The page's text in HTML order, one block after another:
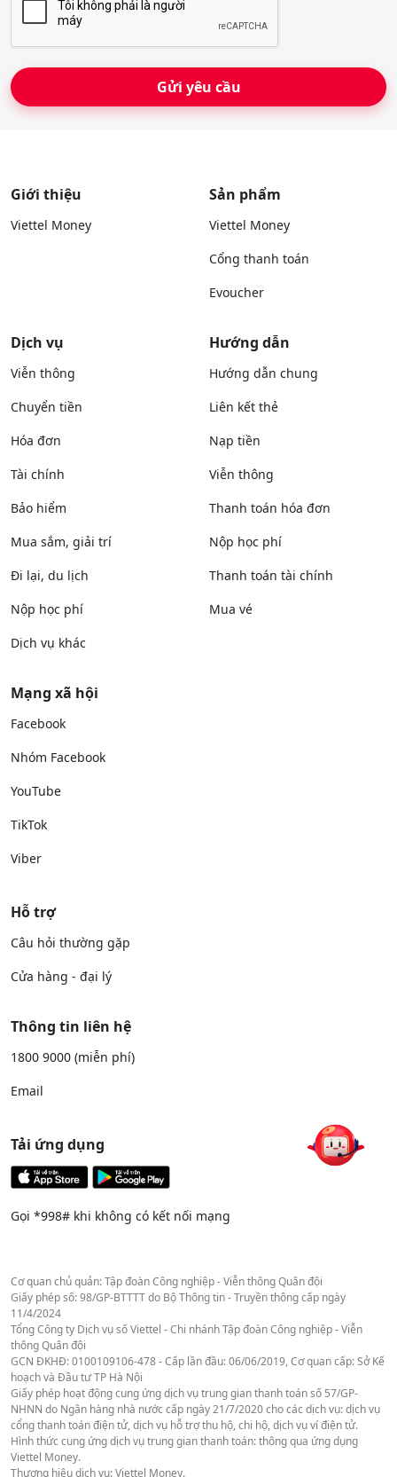
Giới thiệu
Viettel Money
Sản phẩm
Viettel Money
Cổng thanh toán
Evoucher
Dịch vụ
Viễn thông
Chuyển tiền
Hóa đơn
Tài chính
Bảo hiểm
Mua sắm, giải trí
Đi lại, du lịch
Nộp học phí
Dịch vụ khác
Hướng dẫn
Hướng dẫn chung
Liên kết thẻ
Nạp tiền
Viễn thông
Thanh toán hóa đơn
Nộp học phí
Thanh toán tài chính
Mua vé
Mạng xã hội
Facebook
Nhóm Facebook
YouTube
TikTok
Viber
Hỗ trợ
Câu hỏi thường gặp
Cửa hàng - đại lý
Thông tin liên hệ
1800 9000 (miễn phí)
Email
Tải ứng dụng
Gọi *998# khi không có kết nối mạng
Cơ quan chủ quản: Tập đoàn Công nghiệp - Viễn thông Quân đội
Giấy phép số: 98/GP-BTTTT do Bộ Thông tin - Truyền thông cấp ngày
11/4/2024
Tổng Công ty Dịch vụ số Viettel - Chi nhánh Tập đoàn Công nghiệp - Viễn
thông Quân đội
GCN ĐKHĐ: 0100109106-478 - Cấp lần đầu: 06/06/2019, Cơ quan cấp: Sở Kế
hoạch và Đầu tư TP Hà Nội
Giấy phép hoạt động cung ứng dịch vụ trung gian thanh toán số 57/GP-
NHNN do Ngân hàng nhà nước cấp ngày 21/7/2020 cho các dịch vụ: dịch vụ
cổng thanh toán điện tử, dịch vụ hỗ trợ thu hộ, chi hộ, dịch vụ ví điện tử.
Hình thức cung ứng dịch vụ trung gian thanh toán: thông qua ứng dụng
Viettel Money.
Thương hiệu dịch vụ: Viettel Money.